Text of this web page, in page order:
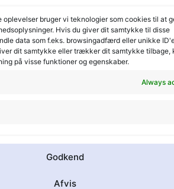
oplevelser bruger vi teknologier som cookies til at
Hvis du giver dit samtykke til disse
data som f.eks. browsingadfærd eller unikke
dit samtykke eller trækker dit samtykke tilbage,
på visse funktioner og egenskaber.
Always
Godkend
Afvis